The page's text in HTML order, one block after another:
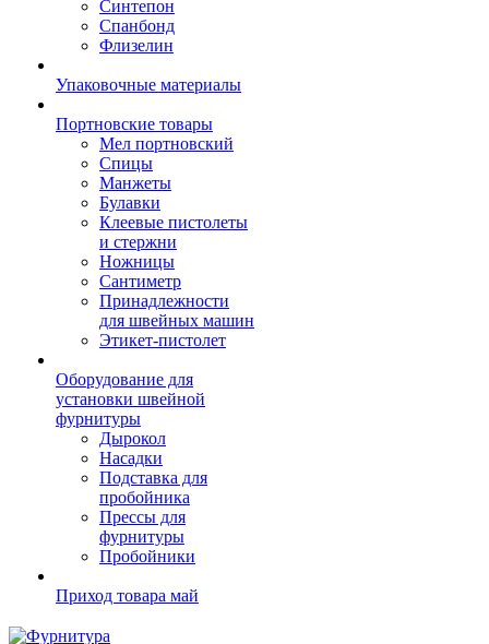
Синтепон
Спанбонд
Флизелин
Упаковочные материалы
Портновские товары
Мел портновский
Спицы
Манжеты
Булавки
Клеевые пистолеты
и стержни
Ножницы
Сантиметр
Принадлежности
для швейных машин
Этикет-пистолет
Оборудование для
установки швейной
фурнитуры
Дырокол
Насадки
Подставка для
пробойника
Прессы для
фурнитуры
Пробойники
Приход товара май